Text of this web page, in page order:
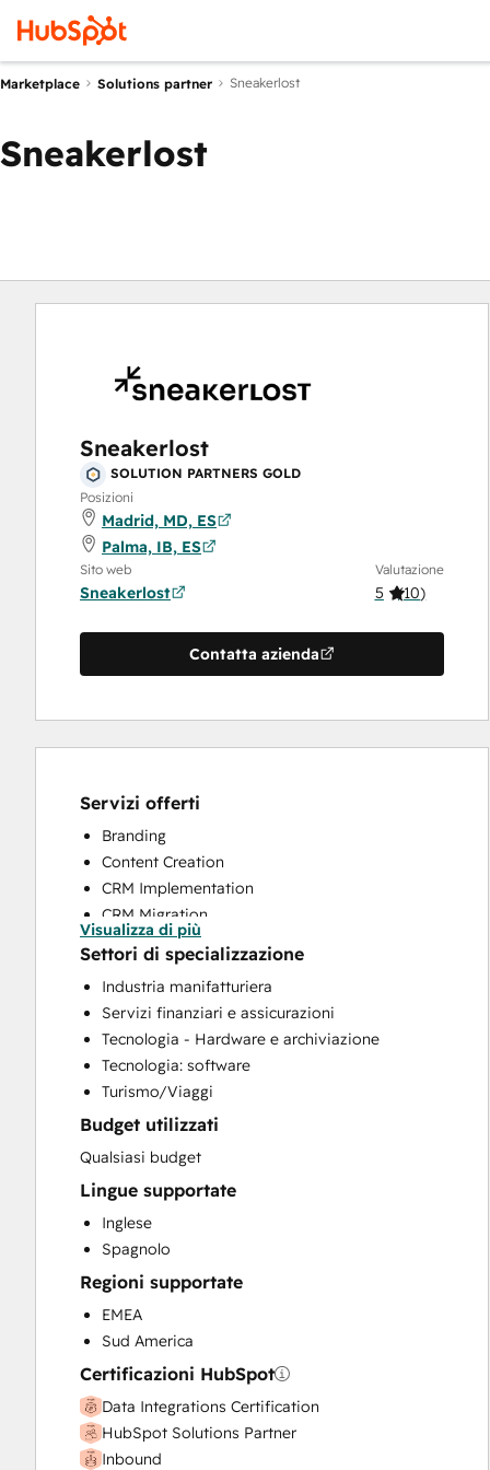
Marketplace Solutions partner Sneakerlost
Sneakerlost
Sneakerlost
SOLUTION PARTNERS GOLD
Posizioni
Madrid, MD, ES
Palma, IB, ES
Sito web
Sneakerlost
Valutazione
5 (10)
Contatta azienda
Servizi offerti
Branding
Content Creation
CRM Implementation
CRM Migration
Custom API Integrations
Email Marketing
Full Inbound Marketing Services
Sales and Marketing Alignment
Sales Enablement
Search Engine Optimization
Website Design
Website Development
Website Migration
Visualizza di più
Settori di specializzazione
Industria manifatturiera
Servizi finanziari e assicurazioni
Tecnologia - Hardware e archiviazione
Tecnologia: software
Turismo/Viaggi
Budget utilizzati
Qualsiasi budget
Lingue supportate
Inglese
Spagnolo
Regioni supportate
EMEA
Sud America
Certificazioni HubSpot
Data Integrations Certification
HubSpot Solutions Partner
Inbound